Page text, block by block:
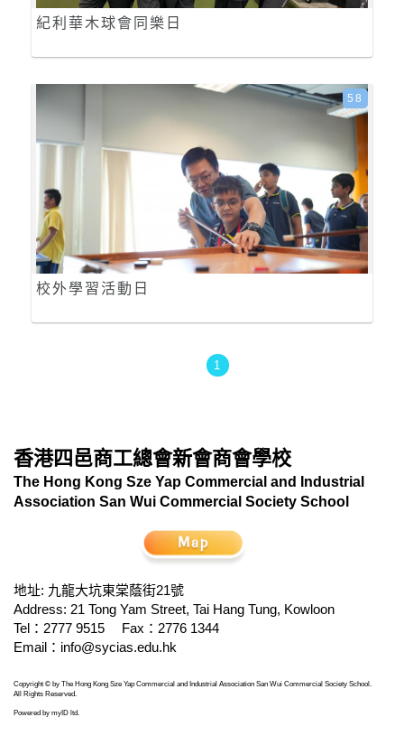
紀利華木球會同樂日
校外學習活動日
58
1
香港四邑商工總會新會商會學校
The Hong Kong Sze Yap Commercial and Industrial
Association San Wui Commercial Society School
地址: 九龍大坑東棠蔭街21號
Address: 21 Tong Yam Street, Tai Hang Tung, Kowloon
Tel：2777 9515
Fax：2776 1344
Email： info@sycias.edu.hk
Copyright © by The Hong Kong Sze Yap Commercial and Industrial Association San Wui Commercial Society School.
All Rights Reserved.
Powered by myID ltd